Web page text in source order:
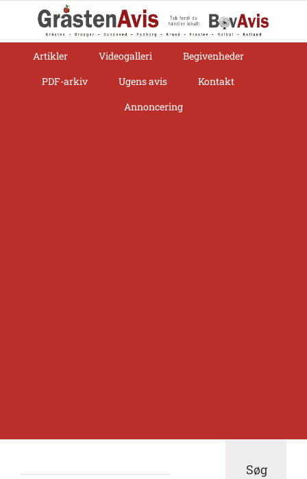
Artikler
Videogalleri
Begivenheder
PDF-arkiv
Ugens avis
Kontakt
Annoncering
Søg